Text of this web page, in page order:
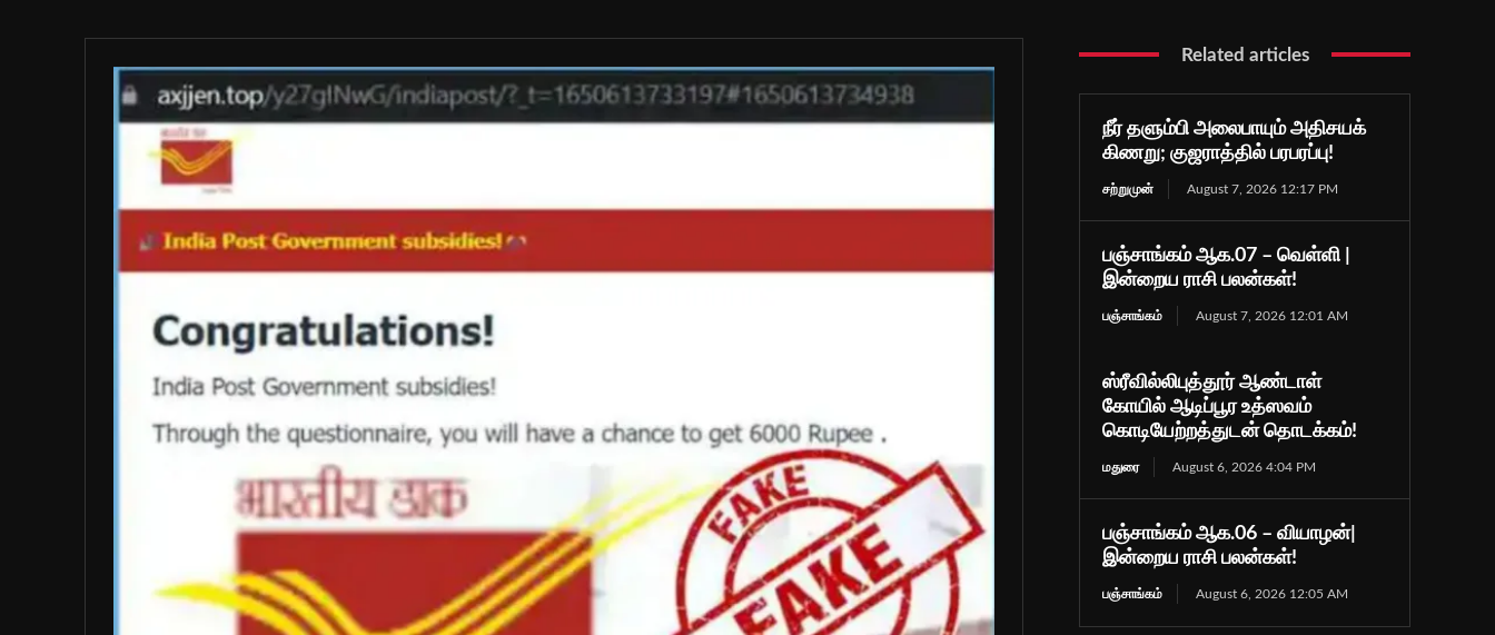
Related articles
நீர் தளும்பி அலைபாயும் அதிசயக்
கிணறு; குஜராத்தில் பரபரப்பு!
சற்றுமுன் August 7, 2026 12:17 PM
பஞ்சாங்கம் ஆக.07 – வெள்ளி |
இன்றைய ராசி பலன்கள்!
பஞ்சாங்கம் August 7, 2026 12:01 AM
ஸ்ரீவில்லிபுத்தூர் ஆண்டாள்
கோயில் ஆடிப்பூர உத்ஸவம்
கொடியேற்றத்துடன் தொடக்கம்!
மதுரை August 6, 2026 4:04 PM
பஞ்சாங்கம் ஆக.06 – வியாழன்|
இன்றைய ராசி பலன்கள்!
பஞ்சாங்கம் August 6, 2026 12:05 AM